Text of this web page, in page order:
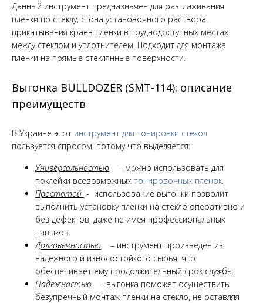
Данный инструмент предназначен для разглаживания
пленки по стеклу, сгона установочного раствора,
прикатывания краев пленки в труднодоступных местах
между стеклом и уплотнителем. Подходит для монтажа
пленки на прямые стеклянные поверхности.
Выгонка BULLDOZER (SMT-114): описание
преимуществ
В Украине этот инструмент для тонировки стекол
пользуется спросом, потому что выделяется:
Универсальностью
– можно использовать для
поклейки всевозможных тонировочных пленок.
Простотой - использование выгонки позволит
выполнить установку пленки на стекло оперативно и
без дефектов, даже не имея профессиональных
навыков.
Долговечностью
– инструмент произведен из
надежного и износостойкого сырья, что
обеспечивает ему продолжительный срок службы.
Надежностью
- выгонка поможет осуществить
безупречный монтаж пленки на стекло, не оставляя